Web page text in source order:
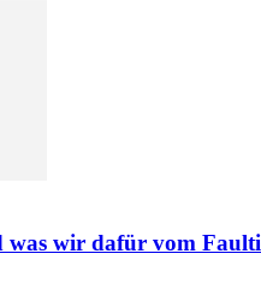
was wir dafür vom